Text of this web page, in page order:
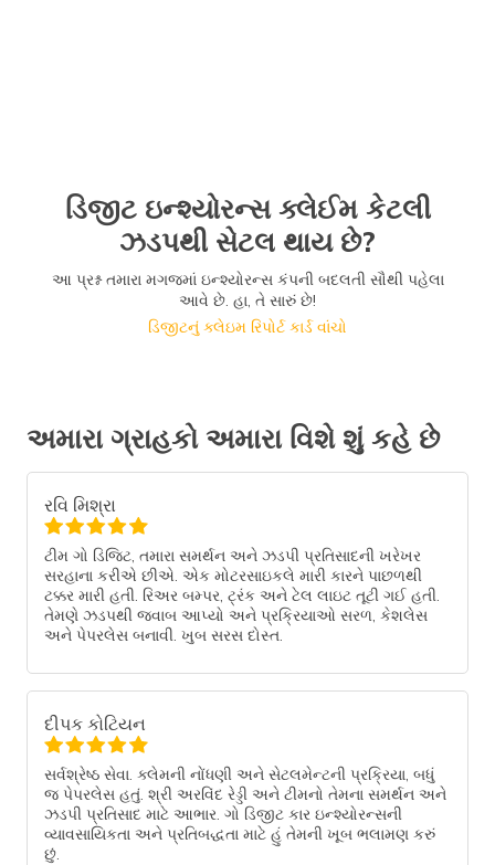
ડિજીટ ઇન્શ્યોરન્સ ક્લેઈમ કેટલી
ઝડપથી સેટલ થાય છે?
આ પ્રશ્ન તમારા મગજમાં ઇન્શ્યોરન્સ કંપની બદલતી સૌથી પહેલા
આવે છે. હા, તે સારું છે!
ડિજીટનું ક્લેઇમ રિપોર્ટ કાર્ડ વાંચો
અમારા ગ્રાહકો અમારા વિશે શું કહે છે
રવિ મિશ્રા
ટીમ ગો ડિજિટ, તમારા સમર્થન અને ઝડપી પ્રતિસાદની ખરેખર
સરહાના કરીએ છીએ. એક મોટરસાઇકલે મારી કારને પાછળથી
ટક્કર મારી હતી. રિઅર બમ્પર, ટ્રંક અને ટેલ લાઇટ તૂટી ગઈ હતી.
તેમણે ઝડપથી જવાબ આપ્યો અને પ્રક્રિયાઓ સરળ, કેશલેસ
અને પેપરલેસ બનાવી. ખુબ સરસ દોસ્ત.
દીપક કોટિયન
સર્વશ્રેષ્ઠ સેવા. ક્લેમની નોંધણી અને સેટલમેન્ટની પ્રક્રિયા, બધું
જ પેપરલેસ હતું. શ્રી અરવિંદ રેડ્ડી અને ટીમનો તેમના સમર્થન અને
ઝડપી પ્રતિસાદ માટે આભાર. ગો ડિજીટ કાર ઇન્શ્યોરન્સની
વ્યાવસાયિકતા અને પ્રતિબદ્ધતા માટે હું તેમની ખૂબ ભલામણ કરું
છું.